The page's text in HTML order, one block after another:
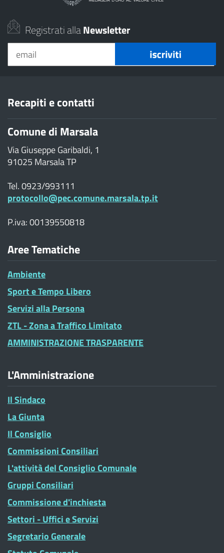
Registrati allaNewsletter
Recapiti e contatti
Comune di Marsala
Via Giuseppe Garibaldi, 1
91025 Marsala TP
Tel. 0923/993111
protocollo@pec.comune.marsala.tp.it
P.iva: 00139550818
Aree Tematiche
Ambiente
Sport e Tempo Libero
Servizi alla Persona
ZTL - Zona a Traffico Limitato
AMMINISTRAZIONE TRASPARENTE
L'Amministrazione
Il Sindaco
La Giunta
Il Consiglio
Commissioni Consiliari
L'attività del Consiglio Comunale
Gruppi Consiliari
Commissione d'inchiesta
Settori - Uffici e Servizi
Segretario Generale